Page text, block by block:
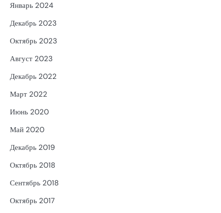
Январь 2024
Декабрь 2023
Октябрь 2023
Август 2023
Декабрь 2022
Март 2022
Июнь 2020
Май 2020
Декабрь 2019
Октябрь 2018
Сентябрь 2018
Октябрь 2017